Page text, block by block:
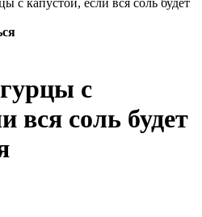
с капустой, если вся соль будет
с
вся соль будет